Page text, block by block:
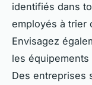
identifiés dans
employés à trier
Envisagez
les
Des entreprises